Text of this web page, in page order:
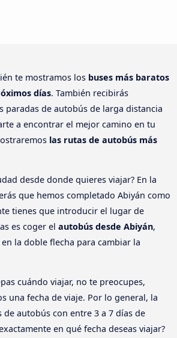
te mostramos los buses más baratos
días. También recibirás
paradas de autobús de larga distancia
a encontrar el mejor camino en tu
las rutas de autobús más
desde donde quieres viajar? En la
que hemos completado Abiyán como
tienes que introducir el lugar de
es coger el autobús desde Abiyán,
la doble flecha para cambiar la
cuándo viajar, no te preocupes,
una fecha de viaje. Por lo general, la
de autobús con entre 3 a 7 días de
en qué fecha deseas viajar?